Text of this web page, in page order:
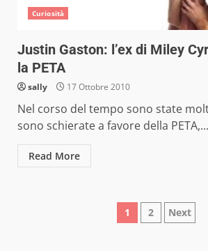
Curiosità
Justin Gaston: l’ex di Miley
la PETA
sally 17 Ottobre 2010
Nel corso del tempo sono state
sono schierate a favore della PETA,...
Read More
1 2 Next